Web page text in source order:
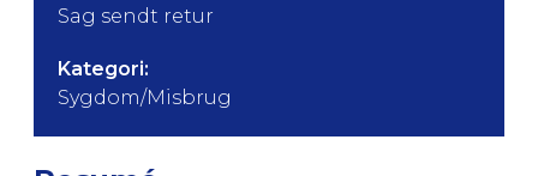
Sag sendt retur
Kategori:
Sygdom/Misbrug